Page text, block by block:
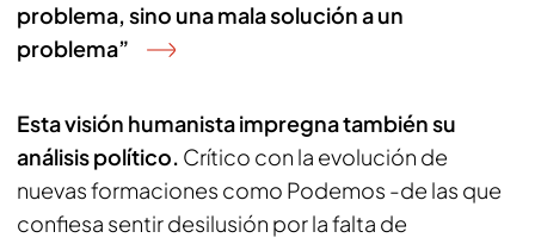
problema, sino una mala solución a un
problema”
Esta visión humanista impregna también su
análisis político. Crítico con la evolución de
nuevas formaciones como Podemos -de las que
confiesa sentir desilusión por la falta de